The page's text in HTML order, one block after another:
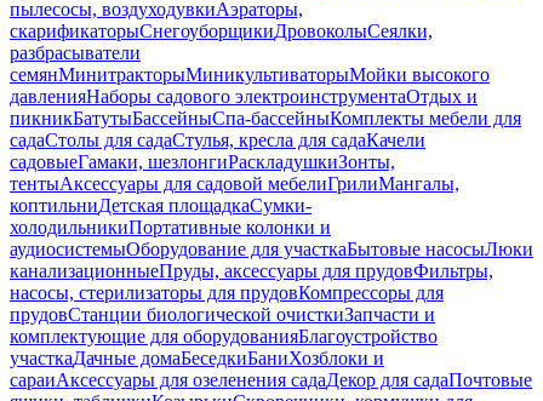
пылесосы, воздуходувкиАэраторы,
скарификаторыСнегоуборщикиДровоколыСеялки,
разбрасыватели
семянМинитракторыМиникультиваторыМойки высокого
давленияНаборы садового электроинструментаОтдых и
пикникБатутыБассейныСпа-бассейныКомплекты мебели для
садаСтолы для садаСтулья, кресла для садаКачели
садовыеГамаки, шезлонгиРаскладушкиЗонты,
тентыАксессуары для садовой мебелиГрилиМангалы,
коптильниДетская площадкаСумки-
холодильникиПортативные колонки и
аудиосистемыОборудование для участкаБытовые насосыЛюки
канализационныеПруды, аксессуары для прудовФильтры,
насосы, стерилизаторы для прудовКомпрессоры для
прудовСтанции биологической очисткиЗапчасти и
комплектующие для оборудованияБлагоустройство
участкаДачные домаБеседкиБаниХозблоки и
сараиАксессуары для озеленения садаДекор для садаПочтовые